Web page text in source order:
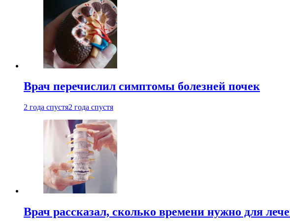
Врач перечислил симптомы болезней почек
2 года спустя2 года спустя
Врач рассказал, сколько времени нужно для